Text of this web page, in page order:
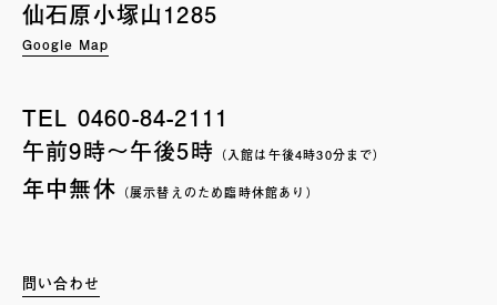
仙石原小塚山1285
Google Map
TEL 0460-84-2111
午前9時〜午後5時 （入館は午後4時30分まで）
年中無休 （展示替えのため臨時休館あり）
問い合わせ